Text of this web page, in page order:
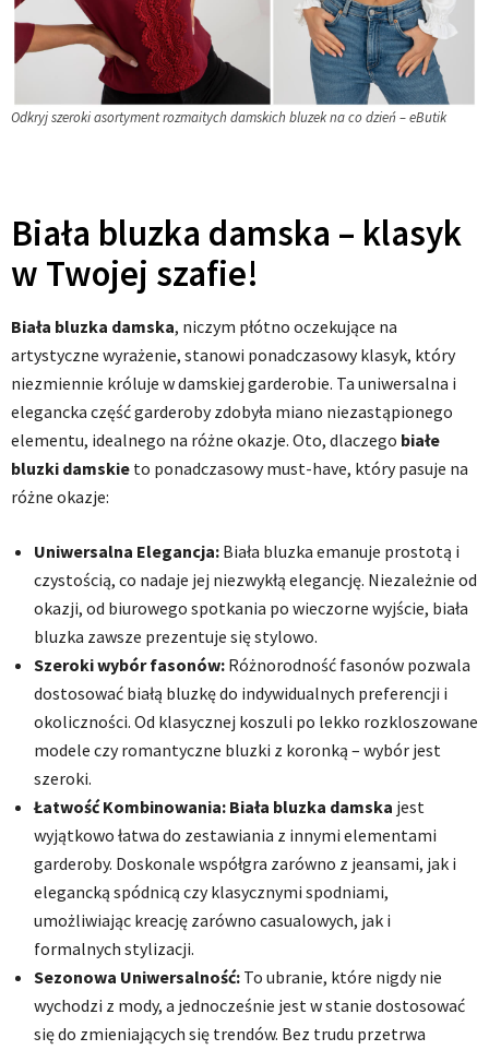
Odkryj szeroki asortyment rozmaitych damskich bluzek na co dzień – eButik
Biała bluzka damska – klasyk
w Twojej szafie!
Biała bluzka damska, niczym płótno oczekujące na
artystyczne wyrażenie, stanowi ponadczasowy klasyk, który
niezmiennie króluje w damskiej garderobie. Ta uniwersalna i
elegancka część garderoby zdobyła miano niezastąpionego
elementu, idealnego na różne okazje. Oto, dlaczego białe
bluzki damskie to ponadczasowy must-have, który pasuje na
różne okazje:
Uniwersalna Elegancja: Biała bluzka emanuje prostotą i
czystością, co nadaje jej niezwykłą elegancję. Niezależnie od
okazji, od biurowego spotkania po wieczorne wyjście, biała
bluzka zawsze prezentuje się stylowo.
Szeroki wybór fasonów: Różnorodność fasonów pozwala
dostosować białą bluzkę do indywidualnych preferencji i
okoliczności. Od klasycznej koszuli po lekko rozkloszowane
modele czy romantyczne bluzki z koronką – wybór jest
szeroki.
Łatwość Kombinowania: Biała bluzka damska jest
wyjątkowo łatwa do zestawiania z innymi elementami
garderoby. Doskonale współgra zarówno z jeansami, jak i
elegancką spódnicą czy klasycznymi spodniami,
umożliwiając kreację zarówno casualowych, jak i
formalnych stylizacji.
Sezonowa Uniwersalność: To ubranie, które nigdy nie
wychodzi z mody, a jednocześnie jest w stanie dostosować
się do zmieniających się trendów. Bez trudu przetrwa